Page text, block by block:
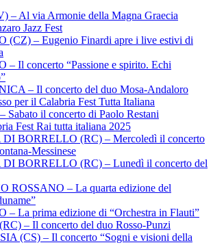
– Al via Armonie della Magna Graecia
Jazz Fest
(CZ) – Eugenio Finardi apre i live estivi di
– Il concerto “Passione e spirito. Echi
– Il concerto del duo Mosa-Andaloro
per il Calabria Fest Tutta Italiana
Sabato il concerto di Paolo Restani
Fest Rai tutta italiana 2025
BORRELLO (RC) – Mercoledì il concerto
Messinese
BORRELLO (RC) – Lunedì il concerto del
ROSSANO – La quarta edizione del
– La prima edizione di “Orchestra in Flauti”
– Il concerto del duo Rosso-Punzi
(CS) – Il concerto “Sogni e visioni della